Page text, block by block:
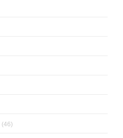
(46)